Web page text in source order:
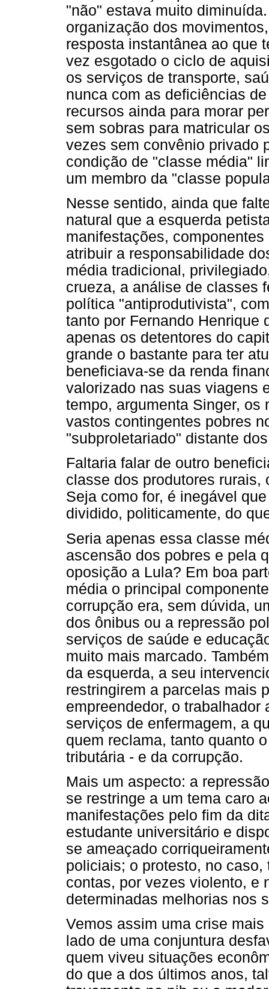
"não" estava muito
organização dos
resposta instantânea ao que
vez esgotado o ciclo de
os serviços de transporte,
nunca com as deficiências
recursos ainda para morar
sem sobras para matricular
vezes sem convênio privado
condição de "classe média"
um membro da "classe
Nesse sentido, ainda que
natural que a esquerda
manifestações,
atribuir a responsabilidade
média tradicional,
crueza, a análise de classes
política "antiprodutivista",
tanto por Fernando Henrique
apenas os detentores do
grande o bastante para ter
beneficiava-se da renda
valorizado nas suas viagens
tempo, argumenta Singer,
vastos contingentes pobres
"subproletariado" distante
Faltaria falar de outro
classe dos produtores
Seja como for, é inegável
dividido, politicamente, do
Seria apenas essa classe
ascensão dos pobres e pela
oposição a Lula? Em boa
média o principal
corrupção era, sem dúvida,
dos ônibus ou a repressão
serviços de saúde e
muito mais marcado.
da esquerda, a seu
restringirem a parcelas mais
empreendedor, o trabalhador
serviços de enfermagem, a
quem reclama, tanto quanto
tributária - e da corrupção.
Mais um aspecto: a
se restringe a um tema caro
manifestações pelo fim da
estudante universitário e
se ameaçado
policiais; o protesto, no
contas, por vezes violento, e
determinadas melhorias nos
Vemos assim uma crise
lado de uma conjuntura
quem viveu situações
do que a dos últimos anos,